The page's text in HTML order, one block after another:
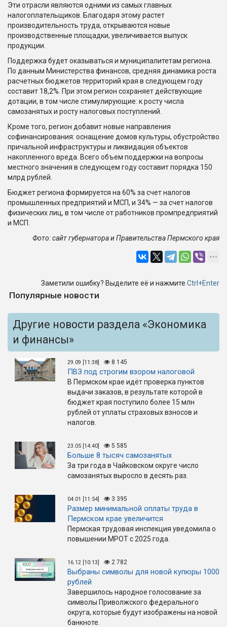
Эти отрасли являются одними из самых главных
налогоплательщиков. Благодаря этому растет
производительность труда, открываются новые
производственные площадки, увеличивается выпуск
продукции.
Поддержка будет оказываться и муниципалитетам региона.
По данным Министерства финансов, средняя динамика роста
расчетных бюджетов территорий края в следующем году
составит 18,2%. При этом регион сохраняет действующие
дотации, в том числе стимулирующие: к росту числа
самозанятых и росту налоговых поступлений.
Кроме того, регион добавит новые направления
софинансирования: оснащение домов культуры, обустройство
причальной инфраструктуры и ликвидация объектов
накопленного вреда. Всего объем поддержки на вопросы
местного значения в следующем году составит порядка 150
млрд рублей.
Бюджет региона формируется на 60% за счет налогов
промышленных предприятий и МСП, и 34% — за счет налогов
физических лиц, в том числе от работников промпредприятий
и МСП.
Фото: сайт губернатора и Правительства Пермского края
Заметили ошибку? Выделите её и нажмите Ctrl+Enter
Популярные новости
Другие новости раздела «Экономика
и финансы»
29.09 [11:38] 8 145
ПВЗ под строгим взором налоговой
В Пермском крае идёт проверка пунктов
выдачи заказов, в результате которой в
бюджет края поступило более 15 млн
рублей от уплаты страховых взносов и
налогов.
23.05 [14:40] 5 585
Больше 8 тысяч самозанятых
За три года в Чайковском округе число
самозанятых выросло в десять раз.
04.01 [11:54] 3 395
Размер минимальной оплаты труда в
Пермском крае увеличится
Пермская трудовая инспекция уведомила о
повышении МРОТ с 2025 года.
16.12 [10:13] 2 782
Выбраны символы для новой купюры 1000
рублей
Завершилось народное голосование за
символы Приволжского федерального
округа, которые будут изображены на новой
банкноте.